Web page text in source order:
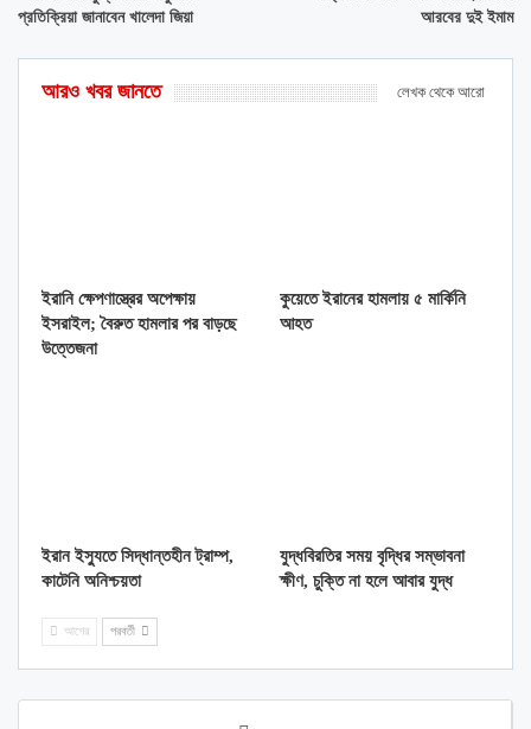
প্রতিক্রিয়া জানাবেন খালেদা জিয়া
আরবের দুই ইমাম
আরও খবর জানতে লেখক থেকে আরো
ইরানি ক্ষেপণাস্ত্রের অপেক্ষায়
ইসরাইল; বৈরুত হামলার পর বাড়ছে
উত্তেজনা
কুয়েতে ইরানের হামলায় ৫ মার্কিনি
আহত
ইরান ইস্যুতে সিদ্ধান্তহীন ট্রাম্প,
কাটেনি অনিশ্চয়তা
যুদ্ধবিরতির সময় বৃদ্ধির সম্ভাবনা
ক্ষীণ, চুক্তি না হলে আবার যুদ্ধ
আগের পরবর্তী